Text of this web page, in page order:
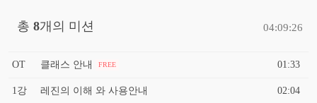
총 8개의 미션 04:09:26
OT 클래스 안내 FREE 01:33
1강 레진의 이해 와 사용안내 02:04